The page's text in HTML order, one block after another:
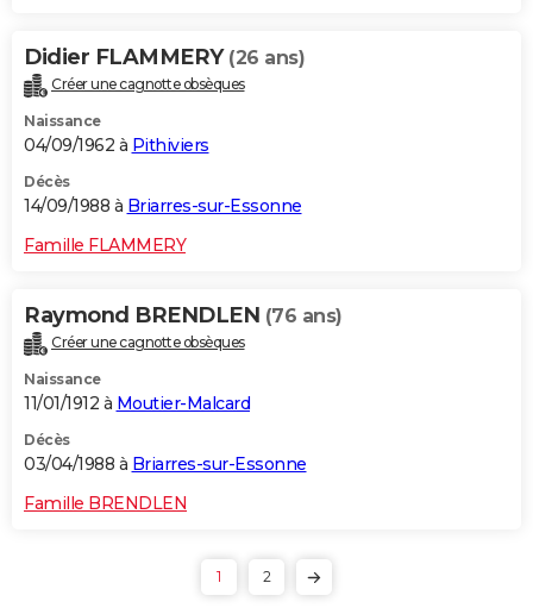
Didier FLAMMERY (26 ans)
Créer une cagnotte obsèques
Naissance
04/09/1962 à Pithiviers
Décès
14/09/1988 à Briarres-sur-Essonne
Famille FLAMMERY
Raymond BRENDLEN (76 ans)
Créer une cagnotte obsèques
Naissance
11/01/1912 à Moutier-Malcard
Décès
03/04/1988 à Briarres-sur-Essonne
Famille BRENDLEN
1 2